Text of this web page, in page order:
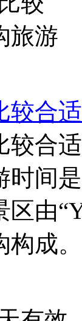
较合
较合
时间
区由
构成